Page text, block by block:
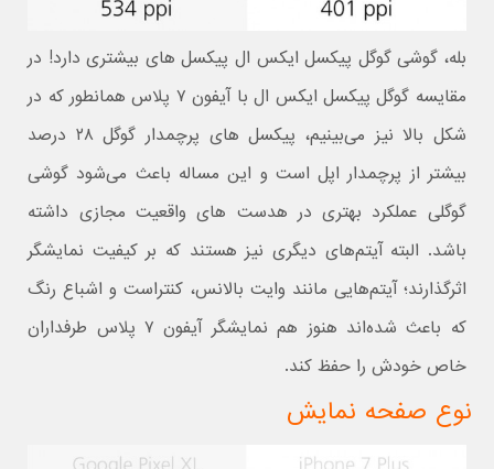
بله، گوشی گوگل پیکسل ایکس ال پیکسل های بیشتری دارد! در
مقایسه گوگل پیکسل ایکس ال با آیفون ۷ پلاس همانطور که در
شکل بالا نیز می‌بینیم، پیکسل های پرچمدار گوگل ۲۸ درصد
بیشتر از پرچمدار اپل است و این مساله باعث می‌شود گوشی
گوگلی عملکرد بهتری در هدست های واقعیت مجازی داشته
باشد. البته آیتم‌های دیگری نیز هستند که بر کیفیت نمایشگر
اثرگذارند؛ آیتم‌هایی مانند وایت بالانس، کنتراست و اشباع رنگ
که باعث شده‌اند هنوز هم نمایشگر آیفون ۷ پلاس طرفداران
خاص خودش را حفظ کند.
نوع صفحه نمایش